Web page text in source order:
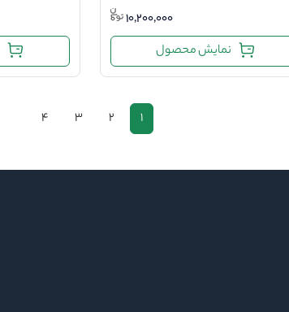
10,200,000
نمایش محصول
1
2
3
4